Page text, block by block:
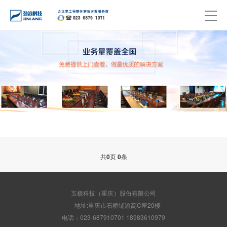
共0页0条
五极科技（重庆）股份有限公司
地址:重庆市石桥铺渝高C座20楼
电话：023-687910701 18983610979